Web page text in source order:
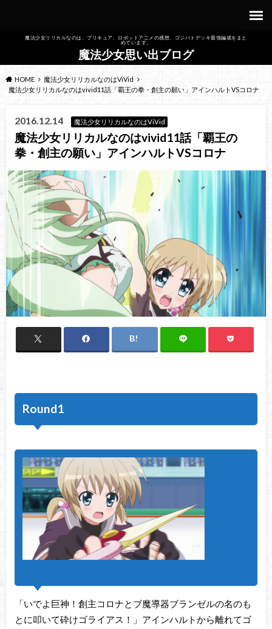
魔法少女リリカルなのは、プリキュア、ロボットアニメの感想、ゴジバトデッキ最強編成をまと
めています。
魔法少女思い出ブログ
HOME
魔法少女リリカルなのはViVid
魔法少女リリカルなのはvivid11話「覇王の拳・創主の願い」アインハルトVSコロナ
2016.12.14 魔法少女リリカルなのはViVid
魔法少女リリカルなのはvivid11話「覇王の
拳・創主の願い」アインハルトVSコロナ
Round1
「いでよ巨神！創主コロナとブ魔導器ブランゼルの名のも
とに叩いて砕けゴライアス！」アインハルトから離れてゴ